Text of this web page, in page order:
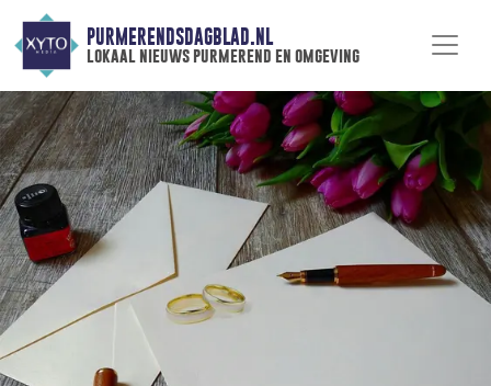
PURMERENDSDAGBLAD.NL
lokaal nieuws purmerend en omgeving